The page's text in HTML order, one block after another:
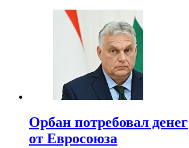
Орбан потребовал денег
от Евросоюза